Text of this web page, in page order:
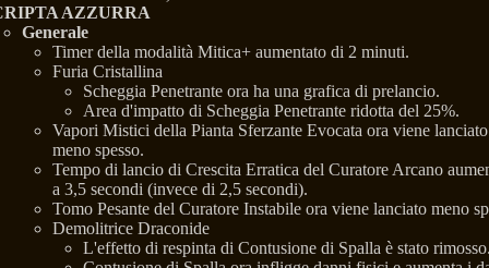
AZZURRA
Generale
Timer della modalità Mitica+ aumentato di 2 minuti.
Furia Cristallina
Scheggia Penetrante ora ha una grafica di prelancio.
Area d'impatto di Scheggia Penetrante ridotta del 25%.
Vapori Mistici della Pianta Sferzante Evocata ora viene lanciato
meno spesso.
Tempo di lancio di Crescita Erratica del Curatore Arcano
a 3,5 secondi (invece di 2,5 secondi).
Tomo Pesante del Curatore Instabile ora viene lanciato meno
Demolitrice Draconide
L'effetto di respinta di Contusione di Spalla è stato